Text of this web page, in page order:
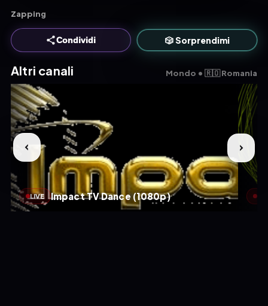
Zapping
Condividi 🎲 Sorprendimi
Altri canali Mondo • 🇷🇴 Romania
LIVE Impact TV Dance (1080p)